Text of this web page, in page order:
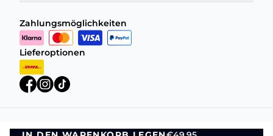
Zahlungsmöglichkeiten
Lieferoptionen
Datenschutzrichtlinie Geschäftsbedingungen